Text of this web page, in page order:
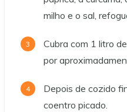
milho e o sal,
Cubra com 1 litro
por
Depois de cozido
coentro picado.